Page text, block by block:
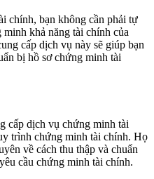
chính, bạn không cần phải tự
khả năng tài chính của
cấp dịch vụ này sẽ giúp bạn
bị hồ sơ chứng minh tài
cấp dịch vụ chứng minh tài
trình chứng minh tài chính. Họ
về cách thu thập và chuẩn
cầu chứng minh tài chính.